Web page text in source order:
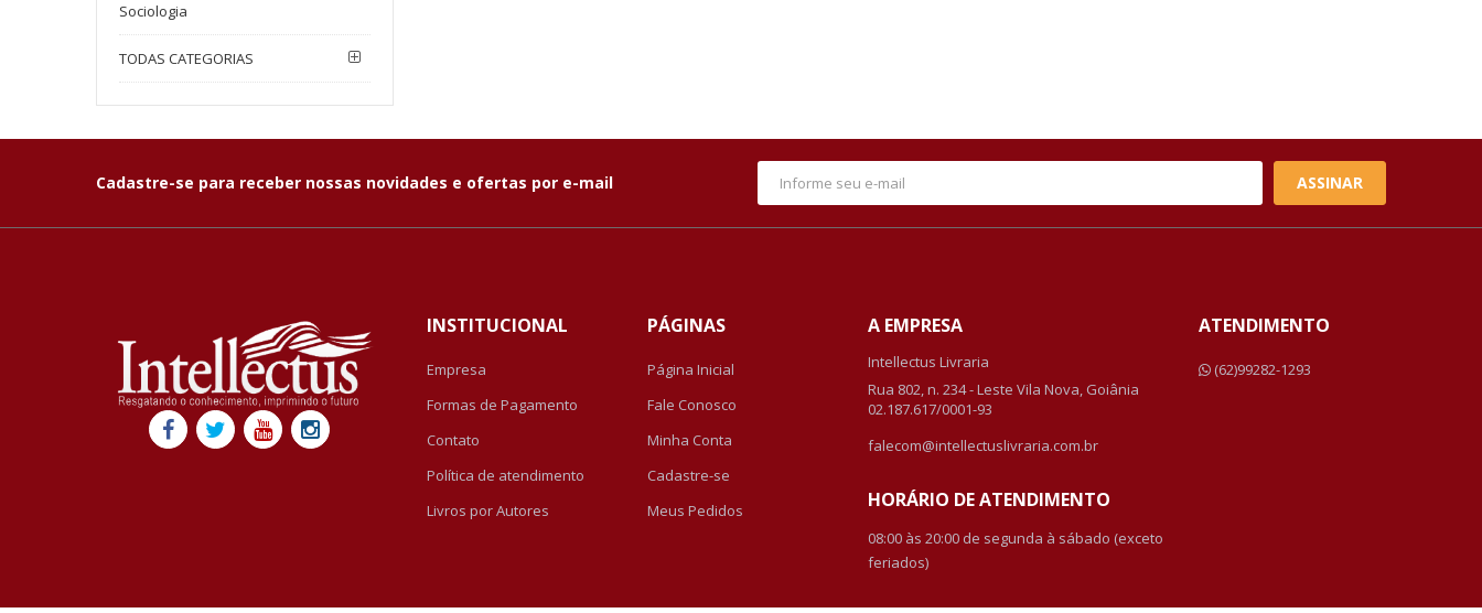
Sociologia
TODAS CATEGORIAS
Cadastre-se para receber nossas novidades e ofertas por e-mail ASSINAR
INSTITUCIONAL
Empresa
Formas de Pagamento
Contato
Política de atendimento
Livros por Autores
PÁGINAS
Página Inicial
Fale Conosco
Minha Conta
Cadastre-se
Meus Pedidos
A EMPRESA
Intellectus Livraria
Rua 802, n. 234 - Leste Vila Nova, Goiânia
02.187.617/0001-93
falecom@intellectuslivraria.com.br
HORÁRIO DE ATENDIMENTO
08:00 às 20:00 de segunda à sábado (exceto
feriados)
ATENDIMENTO
(62)99282-1293